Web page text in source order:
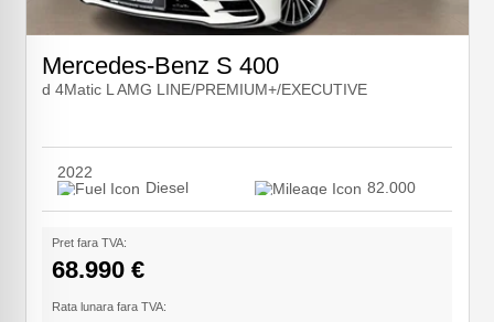
Mercedes-Benz S 400
d 4Matic L AMG LINE/PREMIUM+/EXECUTIVE
2022
82.000
Diesel
Pret fara TVA:
68.990 €
Rata lunara fara TVA: